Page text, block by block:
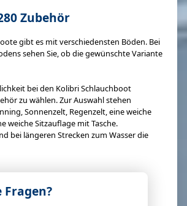
Zubehör
gibt es mit verschiedensten Böden. Bei
sehen Sie, ob die gewünschte Variante
bei den Kolibri Schlauchboot
zu wählen. Zur Auswahl stehen
Sonnenzelt, Regenzelt, eine weiche
weiche Sitzauflage mit Tasche.
bei längeren Strecken zum Wasser die
Fragen?